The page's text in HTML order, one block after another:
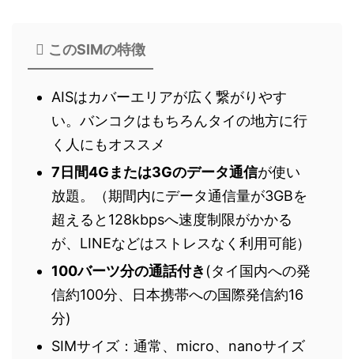
このSIMの特徴
AISはカバーエリアが広く繋がりやす
い。バンコクはもちろんタイの地方に行
く人にもオススメ
7日間4Gまたは3Gのデータ通信が使い
放題。（期間内にデータ通信量が3GBを
超えると128kbpsへ速度制限がかかる
が、LINEなどはストレスなく利用可能）
100バーツ分の通話付き (タイ国内への発
信約100分、日本携帯への国際発信約16
分)
SIMサイズ：通常、micro、nanoサイズ